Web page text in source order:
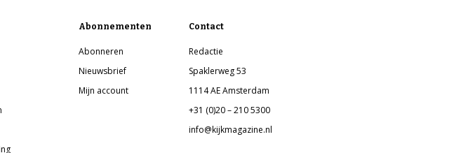
Abonnementen
Abonneren
Nieuwsbrief
Mijn account
Contact
Redactie
Spaklerweg 53
1114 AE Amsterdam
+31 (0)20 – 210 5300
info@kijkmagazine.nl